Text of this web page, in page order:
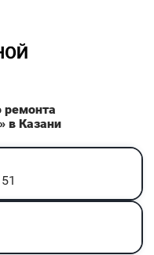
ремонта
в Казани